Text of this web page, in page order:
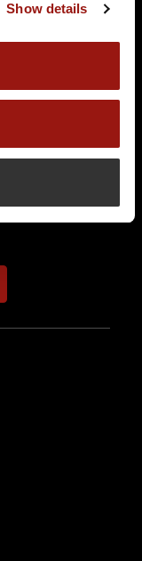
Show details